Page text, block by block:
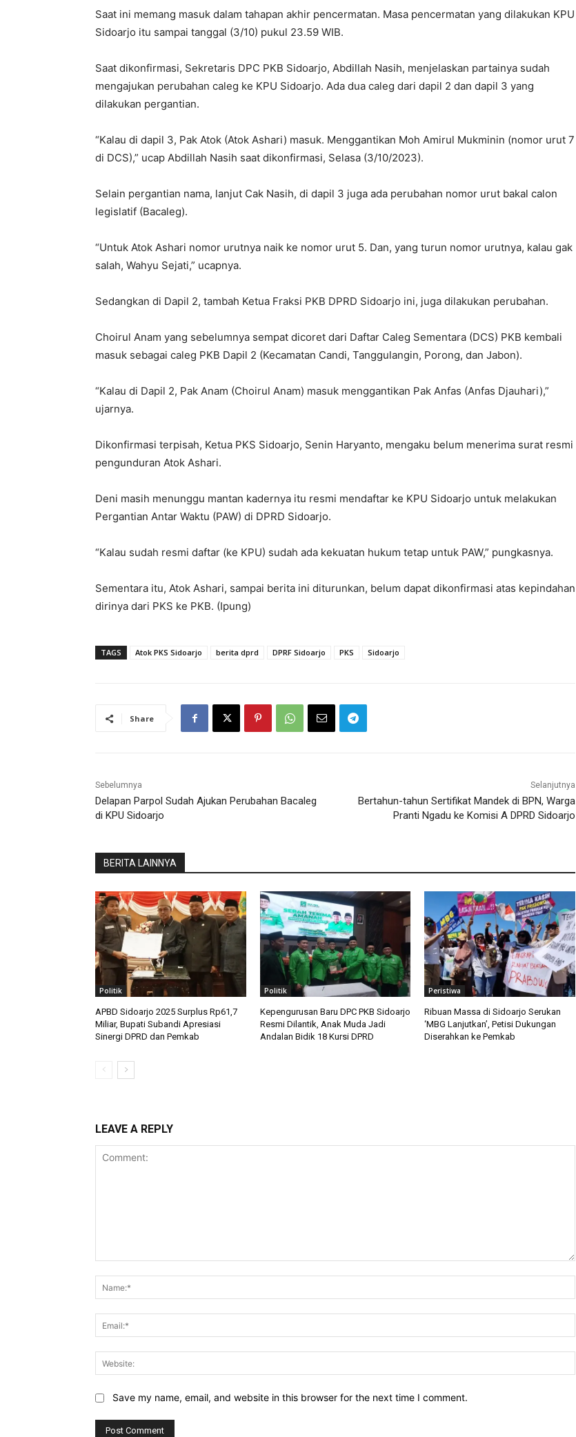
Saat ini memang masuk dalam tahapan akhir pencermatan. Masa pencermatan yang dilakukan KPU
Sidoarjo itu sampai tanggal (3/10) pukul 23.59 WIB.
Saat dikonfirmasi, Sekretaris DPC PKB Sidoarjo, Abdillah Nasih, menjelaskan partainya sudah
mengajukan perubahan caleg ke KPU Sidoarjo. Ada dua caleg dari dapil 2 dan dapil 3 yang
dilakukan pergantian.
“Kalau di dapil 3, Pak Atok (Atok Ashari) masuk. Menggantikan Moh Amirul Mukminin (nomor urut 7
di DCS),” ucap Abdillah Nasih saat dikonfirmasi, Selasa (3/10/2023).
Selain pergantian nama, lanjut Cak Nasih, di dapil 3 juga ada perubahan nomor urut bakal calon
legislatif (Bacaleg).
“Untuk Atok Ashari nomor urutnya naik ke nomor urut 5. Dan, yang turun nomor urutnya, kalau gak
salah, Wahyu Sejati,” ucapnya.
Sedangkan di Dapil 2, tambah Ketua Fraksi PKB DPRD Sidoarjo ini, juga dilakukan perubahan.
Choirul Anam yang sebelumnya sempat dicoret dari Daftar Caleg Sementara (DCS) PKB kembali
masuk sebagai caleg PKB Dapil 2 (Kecamatan Candi, Tanggulangin, Porong, dan Jabon).
“Kalau di Dapil 2, Pak Anam (Choirul Anam) masuk menggantikan Pak Anfas (Anfas Djauhari),”
ujarnya.
Dikonfirmasi terpisah, Ketua PKS Sidoarjo, Senin Haryanto, mengaku belum menerima surat resmi
pengunduran Atok Ashari.
Deni masih menunggu mantan kadernya itu resmi mendaftar ke KPU Sidoarjo untuk melakukan
Pergantian Antar Waktu (PAW) di DPRD Sidoarjo.
“Kalau sudah resmi daftar (ke KPU) sudah ada kekuatan hukum tetap untuk PAW,” pungkasnya.
Sementara itu, Atok Ashari, sampai berita ini diturunkan, belum dapat dikonfirmasi atas kepindahan
dirinya dari PKS ke PKB. (Ipung)
TAGS Atok PKS Sidoarjo berita dprd DPRF Sidoarjo PKS Sidoarjo
Share
Sebelumnya
Delapan Parpol Sudah Ajukan Perubahan Bacaleg
di KPU Sidoarjo
Selanjutnya
Bertahun-tahun Sertifikat Mandek di BPN, Warga
Pranti Ngadu ke Komisi A DPRD Sidoarjo
BERITA LAINNYA
Politik
APBD Sidoarjo 2025 Surplus Rp61,7
Miliar, Bupati Subandi Apresiasi
Sinergi DPRD dan Pemkab
Politik
Kepengurusan Baru DPC PKB Sidoarjo
Resmi Dilantik, Anak Muda Jadi
Andalan Bidik 18 Kursi DPRD
Peristiwa
Ribuan Massa di Sidoarjo Serukan
‘MBG Lanjutkan’, Petisi Dukungan
Diserahkan ke Pemkab
LEAVE A REPLY
Save my name, email, and website in this browser for the next time I comment.